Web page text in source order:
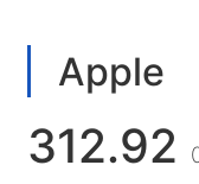
Forex
Grondstoffen
Cryptovaluta's
Handel
Handelsplatform
Risicobeheer
Markttools
Economische kalender
Voorlichting
Apple
312.92